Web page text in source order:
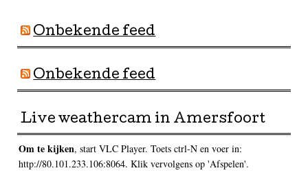
Onbekende feed
Onbekende feed
Live weathercam in Amersfoort
Om te kijken, start VLC Player. Toets ctrl-N en voer in:
http://80.101.233.106:8064. Klik vervolgens op 'Afspelen'.